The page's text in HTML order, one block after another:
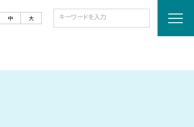
中 大